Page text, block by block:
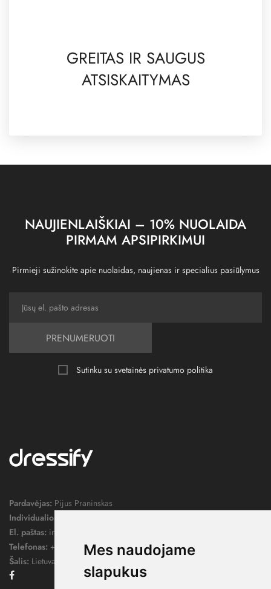
Mes naudojame
slapukus
GREITAS IR SAUGUS
ATSISKAITYMAS
NAUJIENLAIŠKIAI – 10% NUOLAIDA
PIRMAM APSIPIRKIMUI
Pirmieji sužinokite apie nuolaidas, naujienas ir specialius pasiūlymus
PRENUMERUOTI
Sutinku su svetainės privatumo politika
Pardavėjas: Pijus Praninskas
Individualios veiklos pažymos nr.:
El. paštas: info@dressify.lt
Telefonas: +370 676 78578
Šalis: Lietuva